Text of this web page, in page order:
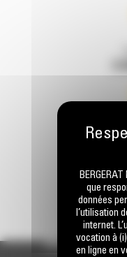
PRODUITS
que
données
l’utilisation
internet.
vocation à
en ligne en